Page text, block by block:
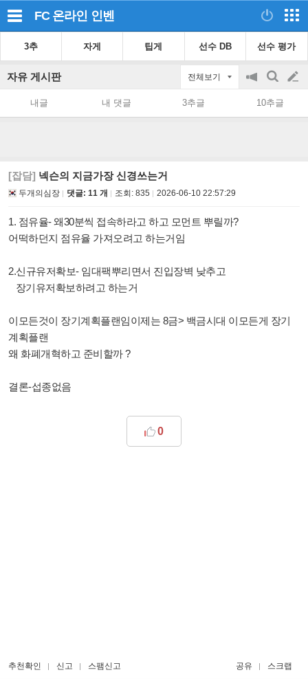
FC 온라인 인벤
3추 자게 팁게 선수 DB 선수 평가
자유 게시판 전체보기
공
지
on/off
검
색
글
쓰
내글 내 댓글 3추글 10추글
[잡담] 넥슨의 지금가장 신경쓰는거
두개의심장 댓글: 11 개 조회: 835 2026-06-10 22:57:29
1. 점유율- 왜30분씩 접속하라고 하고 모먼트 뿌릴까?
어떡하던지 점유율 가져오려고 하는거임
2.신규유저확보- 임대팩뿌리면서 진입장벽 낮추고
장기유저확보하려고 하는거
이모든것이 장기계획플랜임이제는 8금> 백금시대 이모든게 장기
계획플랜
왜 화폐개혁하고 준비할까 ?
결론-섭종없음
0
추천확인 신고 스팸신고 공유 스크랩